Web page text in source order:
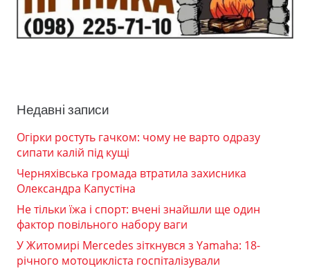
Недавні записи
Огірки ростуть гачком: чому не варто одразу
сипати калій під кущі
Черняхівська громада втратила захисника
Олександра Капустіна
Не тільки їжа і спорт: вчені знайшли ще один
фактор повільного набору ваги
У Житомирі Mercedes зіткнувся з Yamaha: 18-
річного мотоцикліста госпіталізували